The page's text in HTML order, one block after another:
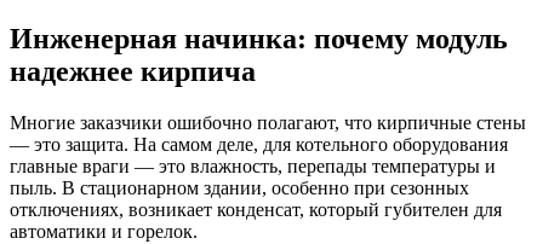
Инженерная начинка: почему модуль
надежнее кирпича
Многие заказчики ошибочно полагают, что кирпичные стены
— это защита. На самом деле, для котельного оборудования
главные враги — это влажность, перепады температуры и
пыль. В стационарном здании, особенно при сезонных
отключениях, возникает конденсат, который губителен для
автоматики и горелок.